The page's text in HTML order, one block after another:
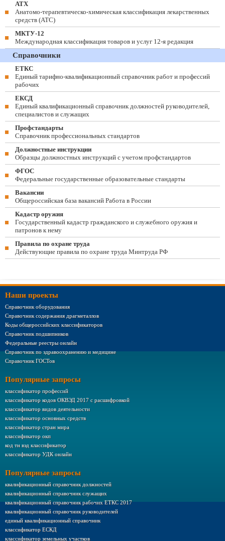
АТХ
Анатомо-терапевтическо-химическая классификация лекарственных
средств (ATC)
МКТУ-12
Международная классификация товаров и услуг 12-я редакция
Справочники
ЕТКС
Единый тарифно-квалификационный справочник работ и профессий
рабочих
ЕКСД
Единый квалификационный справочник должностей руководителей,
специалистов и служащих
Профстандарты
Справочник профессиональных стандартов
Должностные инструкции
Образцы должностных инструкций с учетом профстандартов
ФГОС
Федеральные государственные образовательные стандарты
Вакансии
Общероссийская база вакансий Работа в России
Кадастр оружия
Государственный кадастр гражданского и служебного оружия и
патронов к нему
Правила по охране труда
Действующие правила по охране труда Минтруда РФ
Наши проекты
Справочник оборудования
Справочник содержания драгметаллов
Коды общероссийских классификаторов
Справочник подшипников
Федеральные реестры онлайн
Справочник по здравоохранению и медицине
Справочник ГОСТов
Популярные запросы
классификатор профессий
классификатор кодов ОКВЭД 2017 с расшифровкой
классификатор видов деятельности
классификатор основных средств
классификатор стран мира
классификатор окп
код тн вэд классификатор
классификатор УДК онлайн
Популярные запросы
квалификационный справочник должностей
квалификационный справочник служащих
квалификационный справочник рабочих ЕТКС 2017
квалификационный справочник руководителей
единый квалификационный справочник
классификатор ЕСКД
классификатор земельных участков